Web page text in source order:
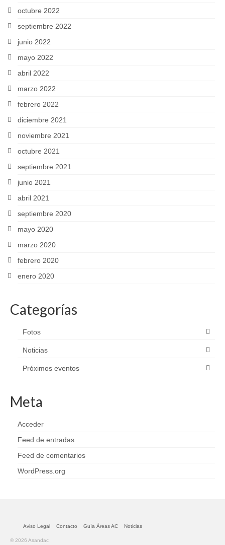
octubre 2022
septiembre 2022
junio 2022
mayo 2022
abril 2022
marzo 2022
febrero 2022
diciembre 2021
noviembre 2021
octubre 2021
septiembre 2021
junio 2021
abril 2021
septiembre 2020
mayo 2020
marzo 2020
febrero 2020
enero 2020
Categorías
Fotos
Noticias
Próximos eventos
Meta
Acceder
Feed de entradas
Feed de comentarios
WordPress.org
Aviso Legal Contacto Guía Áreas AC Noticias
© 2026 Asandac